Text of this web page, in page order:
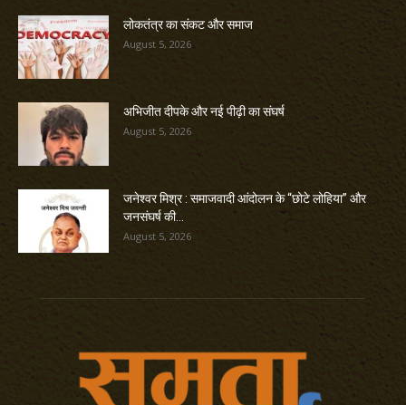
लोकतंत्र का संकट और समाज
August 5, 2026
अभिजीत दीपके और नई पीढ़ी का संघर्ष
August 5, 2026
जनेश्वर मिश्र : समाजवादी आंदोलन के “छोटे लोहिया” और
जनसंघर्ष की...
August 5, 2026